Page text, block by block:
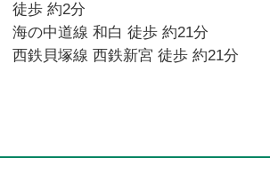
徒歩 約2分
海の中道線 和白 徒歩 約21分
西鉄貝塚線 西鉄新宮 徒歩 約21分